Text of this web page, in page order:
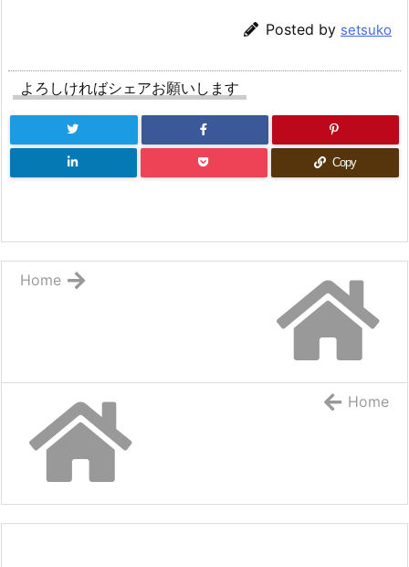
Posted by setsuko
よろしければシェアお願いします
Copy
Home
Home